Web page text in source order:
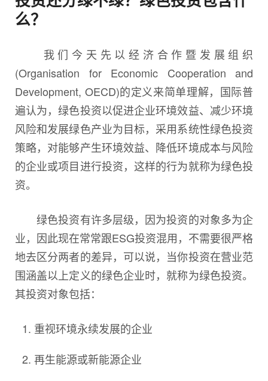
么？
我们今天先以经济合作暨发展组织
(Organisation for Economic Cooperation and
Development, OECD)的定义来简单理解，国际普
遍认为，绿色投资以促进企业环境效益、减少环境
风险和发展绿色产业为目标，采用系统性绿色投资
策略，对能够产生环境效益、降低环境成本与风险
的企业或项目进行投资，这样的行为就称为绿色投
资。
绿色投资有许多层级，因为投资的对象多为企
业，因此现在常常跟ESG投资混用，不需要很严格
地去区分两者的差异，可以说，当你投资在营业范
围涵盖以上定义的绿色企业时，就称为绿色投资。
其投资对象包括：
重视环境永续发展的企业
再生能源或新能源企业